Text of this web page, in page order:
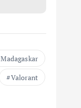
Madagaskar
Valorant